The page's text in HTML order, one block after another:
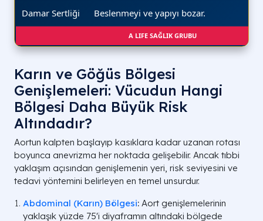
Damar Sertliği Beslenmeyi ve yapıyı bozar.
A LIFE SAĞLIK GRUBU
Karın ve Göğüs Bölgesi
Genişlemeleri: Vücudun Hangi
Bölgesi Daha Büyük Risk
Altındadır?
Aortun kalpten başlayıp kasıklara kadar uzanan rotası
boyunca anevrizma her noktada gelişebilir. Ancak tıbbi
yaklaşım açısından genişlemenin yeri, risk seviyesini ve
tedavi yöntemini belirleyen en temel unsurdur.
Abdominal (Karın) Bölgesi: Aort genişlemelerinin
yaklaşık yüzde 75'i diyaframın altındaki bölgede